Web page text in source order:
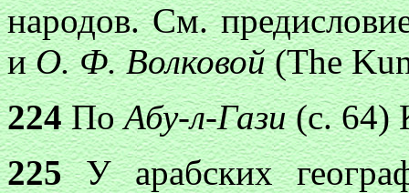
народов. См.
иО. Ф. Волковой(The
224ПоАбу-л-Гази(с. 64)
225У арабских